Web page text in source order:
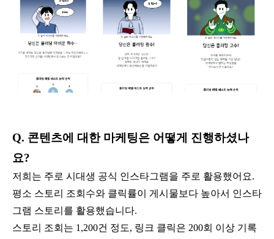
Q. 콘텐츠에 대한 마케팅은 어떻게 진행하셨나
요?
저희는 주로 시대생 공식 인스타그램을 주로 활용했어요.
평소 스토리 조회수와 클릭률이 게시물보다 높아서 인스타
그램 스토리를 활용했습니다.
스토리 조회는 1,200건 정도, 링크 클릭은 200회 이상 기록